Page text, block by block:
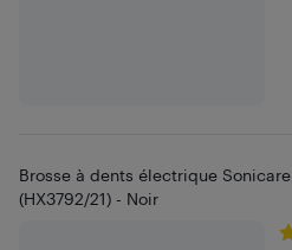
Brosse à dents électrique
(HX3792/21) - Noir